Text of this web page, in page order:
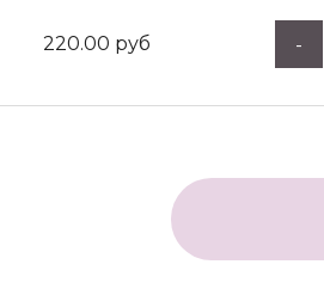
220.00 руб -